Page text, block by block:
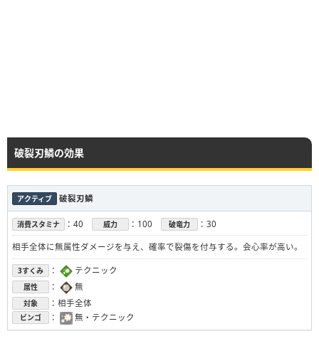
破裂刃鱗の効果
アクティブ 破裂刃鱗
消費スタミナ ：40 威力 ：100 破竜力 ：30
相手全体に無属性ダメージを与え、確率で裂傷を付与する。会心率が高い。
3すくみ ： テクニック
属性 ： 無
対象 ：相手全体
ビンゴ ： 無・テクニック